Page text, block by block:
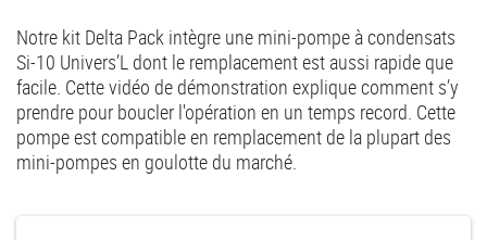
Notre kit Delta Pack intègre une mini-pompe à condensats
Si-10 Univers’L dont le remplacement est aussi rapide que
facile. Cette vidéo de démonstration explique comment s’y
prendre pour boucler l'opération en un temps record. Cette
pompe est compatible en remplacement de la plupart des
mini-pompes en goulotte du marché.